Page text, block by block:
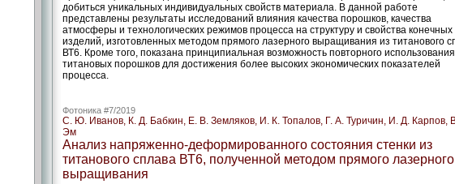
добиться уникальных индивидуальных свой­ств материала. В данной работе
представлены результаты исследований влияния качества порошков, качества
атмосферы и технологических режимов процесса на структуру и свой­ства конечных
изделий, изготовленных методом прямого лазерного выращивания из титанового
ВТ6. Кроме того, показана принципиальная возможность повторного использования
титановых порошков для достижения более высоких экономических показателей
процесса.
Фотоника #7/2019
С. Ю. Иванов, К. Д. Бабкин, Е. В. Земляков, И. К. Топалов, Г. А. Туричин, И. Д. Карпов,
Эм
Анализ напряженно-деформированного состояния стенки из
титанового сплава ВТ6, полученной методом прямого лазерного
выращивания